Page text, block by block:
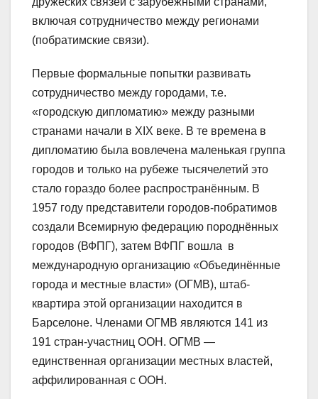
включая сотрудничество между регионами
(побратимские связи).
Первые формальные попытки развивать
сотрудничество между городами, т.е.
«городскую дипломатию» между разными
странами начали в XIX веке. В те времена в
дипломатию была вовлечена маленькая группа
городов и только на рубеже тысячелетий это
стало гораздо более распространённым. В
1957 году представители городов-побратимов
создали Всемирную федерацию породнённых
городов (ВФПГ), затем ВФПГ вошла в
международную организацию «Объединённые
города и местные власти» (ОГМВ), штаб-
квартира этой организации находится в
Барселоне. Членами ОГМВ являются 141 из
191 стран-участниц ООН. ОГМВ —
единственная организации местных властей,
аффилированная с ООН.